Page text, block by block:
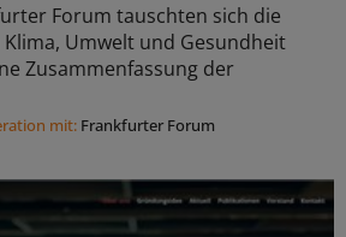
Forum tauschten sich die
Umwelt und Gesundheit
Zusammenfassung der
mit: Frankfurter Forum